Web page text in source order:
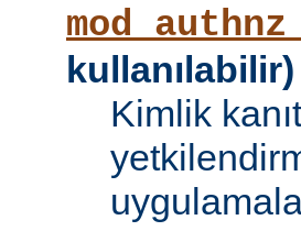
kullanılabilir)
Kimlik